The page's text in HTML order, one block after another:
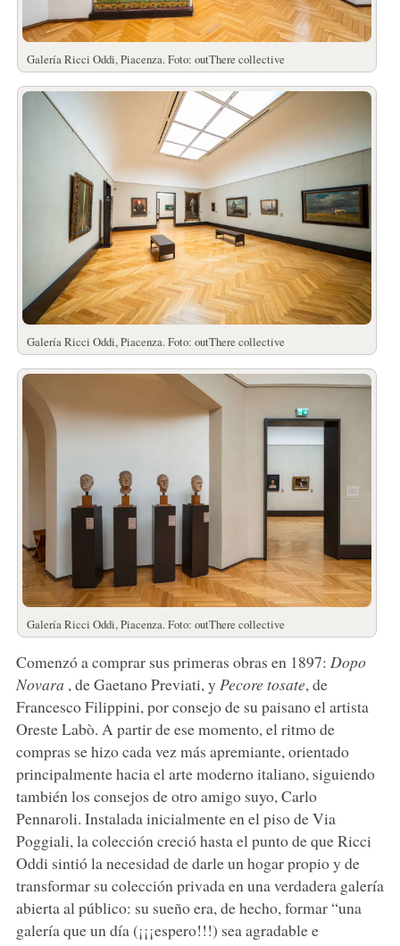
Galería Ricci Oddi, Piacenza. Foto: outThere collective
Galería Ricci Oddi, Piacenza. Foto: outThere collective
Galería Ricci Oddi, Piacenza. Foto: outThere collective
Comenzó a comprar sus primeras obras en 1897: Dopo
Novara , de Gaetano Previati, y Pecore tosate, de
Francesco Filippini, por consejo de su paisano el artista
Oreste Labò. A partir de ese momento, el ritmo de
compras se hizo cada vez más apremiante, orientado
principalmente hacia el arte moderno italiano, siguiendo
también los consejos de otro amigo suyo, Carlo
Pennaroli. Instalada inicialmente en el piso de Via
Poggiali, la colección creció hasta el punto de que Ricci
Oddi sintió la necesidad de darle un hogar propio y de
transformar su colección privada en una verdadera galería
abierta al público: su sueño era, de hecho, formar “una
galería que un día (¡¡¡espero!!!) sea agradable e